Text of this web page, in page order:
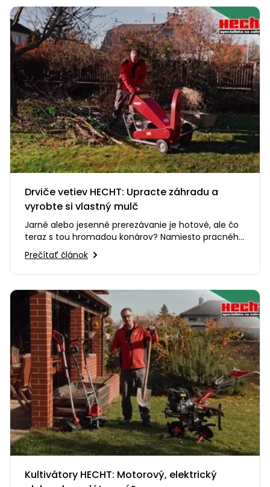
Drviče vetiev HECHT: Upracte záhradu a
vyrobte si vlastný mulč
Jarné alebo jesenné prerezávanie je hotové, ale čo
teraz s tou hromadou konárov? Namiesto pracného
odvážania alebo…
Prečítať článok
Kultivátory HECHT: Motorový, elektrický